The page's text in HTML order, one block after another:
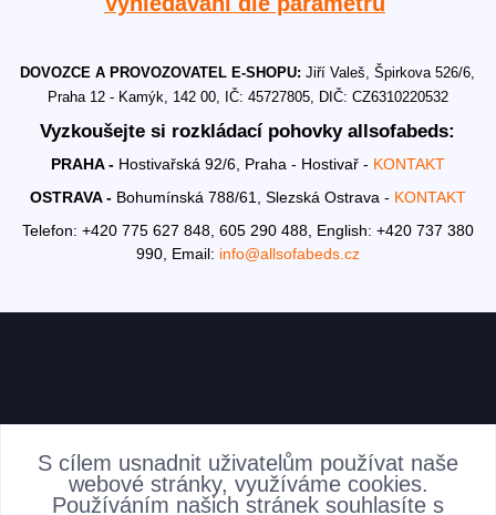
DOVOZCE A PROVOZOVATEL E-SHOPU:Jiří Valeš, Špirkova 526/6,
Praha 12 - Kamýk, 142 00, IČ: 45727805, DIČ: CZ6310220532
Vyzkoušejte si rozkládací pohovky allsofabeds:
PRAHA - Hostivařská 92/6, Praha - Hostivař - KONTAKT
OSTRAVA - Bohumínská 788/61, Slezská Ostrava - KONTAKT
Telefon: +420 775 627 848, 605 290 488, English: +420 737 380
990, Email: info@allsofabeds.cz
AKTUALITY
S cílem usnadnit uživatelům používat naše
webové stránky, využíváme cookies.
Používáním našich stránek souhlasíte s